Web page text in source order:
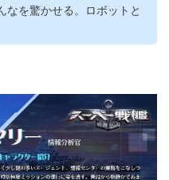
なを驚かせる。ロボットと